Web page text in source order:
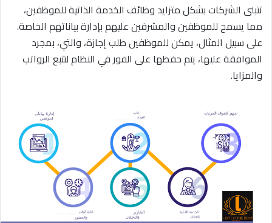
تتبنى الشركات بشكل متزايد وظائف الخدمة الذاتية للموظفين،
مما يسمح للموظفين والمشرفين عليهم بإدارة بياناتهم الخاصة.
على سبيل المثال، يمكن للموظفين طلب إجازة، والتي، بمجرد
الموافقة عليها، يتم حفظها على الفور في النظام لتتبع الرواتب
والمزايا.